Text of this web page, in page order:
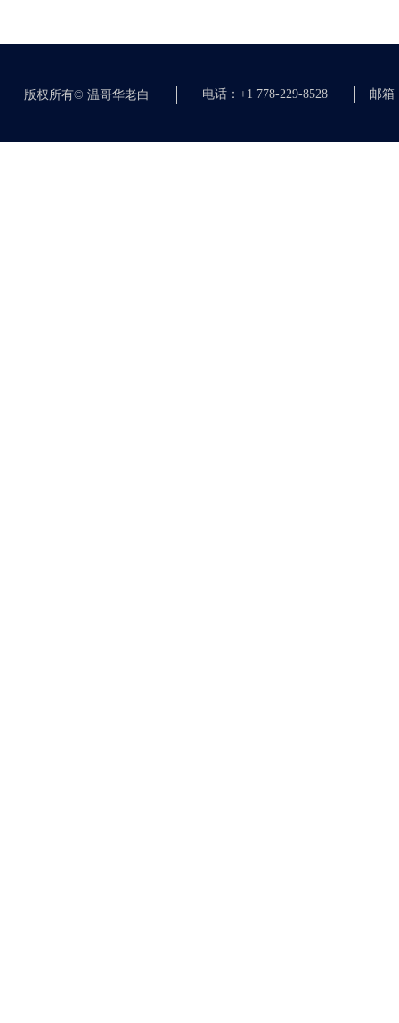
邮箱
电话：+1 778-229-8528
版权所有© 温哥华老白